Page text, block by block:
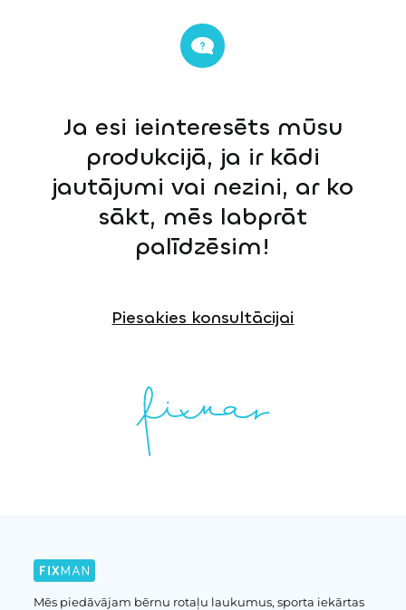
Ja esi ieinteresēts mūsu
produkcijā, ja ir kādi
jautājumi vai nezini, ar ko
sākt, mēs labprāt
palīdzēsim!
Piesakies konsultācijai
Mēs piedāvājam bērnu rotaļu laukumus, sporta iekārtas